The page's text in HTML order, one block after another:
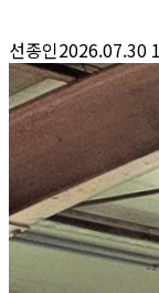
선종인2026.07.30